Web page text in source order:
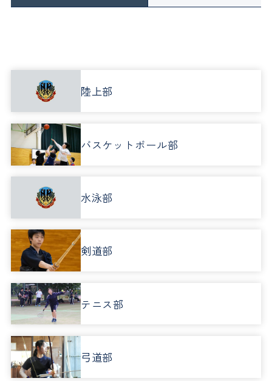
陸上部
バスケットボール部
水泳部
剣道部
テニス部
弓道部